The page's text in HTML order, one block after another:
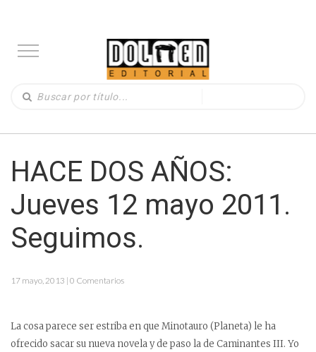
HACE DOS AÑOS:
Jueves 12 mayo 2011.
Seguimos.
17 mayo, 2013 | 0 Comentarios
La cosa parece ser estriba en que Minotauro (Planeta) le ha
ofrecido sacar su nueva novela y de paso la de Caminantes III. Yo